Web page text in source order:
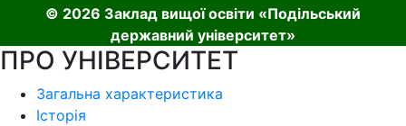
© 2026 Заклад вищої освіти «Подільський
державний університет»
ПРО УНІВЕРСИТЕТ
Загальна характеристика
Історія